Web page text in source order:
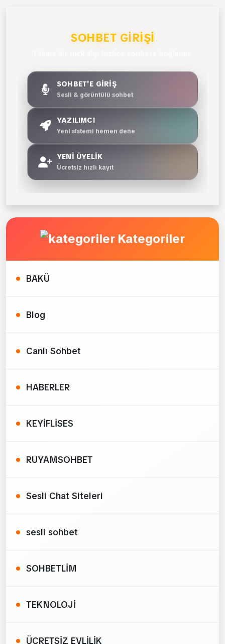
SOHBET GIRIŞI
SOHBET'E GİRİŞ
Sesli & görüntülü sohbet
YAZILIMCI
Yeni sistemi hemen dene
YENİ ÜYELİK
Ücretsiz hızlı kayıt
Kategoriler
BAKÜ
Blog
Canlı Sohbet
HABERLER
KEYİFLİSES
RUYAMSOHBET
Sesli Chat Siteleri
sesli sohbet
SOHBETLİM
TEKNOLOJİ
ÜCRETSİZ EVLİLİK